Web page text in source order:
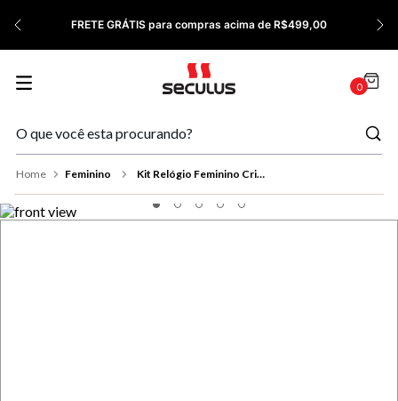
FRETE GRÁTIS para compras acima de R$499,00
0
Feminino Kit Relógio Feminino Cristais Dourado Com Pulseira Coração
9º